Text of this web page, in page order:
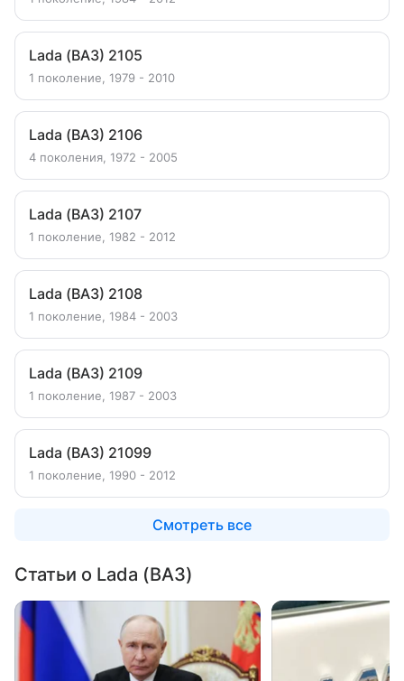
Lada (ВАЗ) 2105
1 поколение, 1979 - 2010
Lada (ВАЗ) 2106
4 поколения, 1972 - 2005
Lada (ВАЗ) 2107
1 поколение, 1982 - 2012
Lada (ВАЗ) 2108
1 поколение, 1984 - 2003
Lada (ВАЗ) 2109
1 поколение, 1987 - 2003
Lada (ВАЗ) 21099
1 поколение, 1990 - 2012
Смотреть все
Статьи о Lada (ВАЗ)